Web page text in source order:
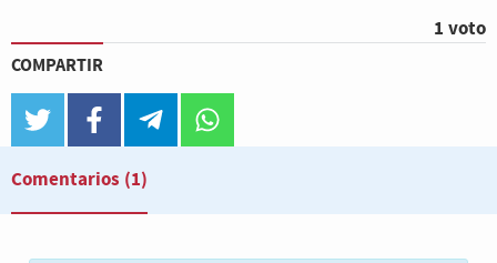
1 voto
COMPARTIR
twitter facebook telegram
Comentarios (1)